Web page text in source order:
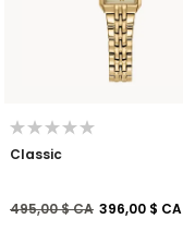
Classic
Prix réduit de
495,00 $ CAà396,00 $ CA